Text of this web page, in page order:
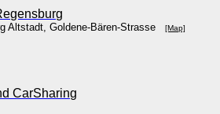
Altstadt, Goldene-Bären-Strasse[Map]
CarSharing